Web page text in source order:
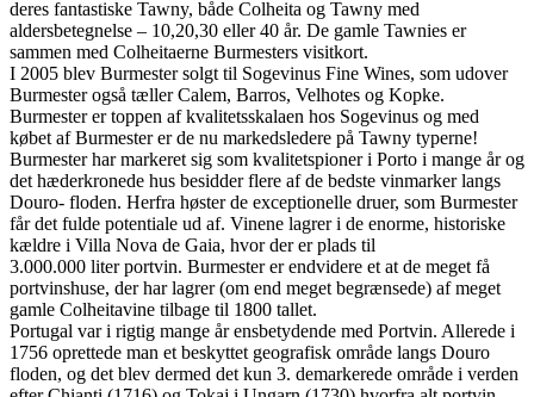
deres fantastiske Tawny, både Colheita og Tawny med
aldersbetegnelse – 10,20,30 eller 40 år. De gamle Tawnies er
sammen med Colheitaerne Burmesters visitkort.
I 2005 blev Burmester solgt til Sogevinus Fine Wines, som udover
Burmester også tæller Calem, Barros, Velhotes og Kopke.
Burmester er toppen af kvalitetsskalaen hos Sogevinus og med
købet af Burmester er de nu markedsledere på Tawny typerne!
Burmester har markeret sig som kvalitetspioner i Porto i mange år og
det hæderkronede hus besidder flere af de bedste vinmarker langs
Douro- floden. Herfra høster de exceptionelle druer, som Burmester
får det fulde potentiale ud af. Vinene lagrer i de enorme, historiske
kældre i Villa Nova de Gaia, hvor der er plads til
3.000.000 liter portvin. Burmester er endvidere et at de meget få
portvinshuse, der har lagrer (om end meget begrænsede) af meget
gamle Colheitavine tilbage til 1800 tallet.
Portugal var i rigtig mange år ensbetydende med Portvin. Allerede i
1756 oprettede man et beskyttet geografisk område langs Douro
floden, og det blev dermed det kun 3. demarkerede område i verden